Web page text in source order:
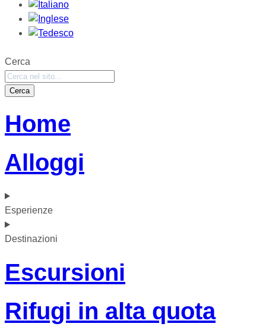
Cerca
Cerca
Home
Alloggi
Esperienze
Destinazioni
Escursioni
Rifugi in alta quota